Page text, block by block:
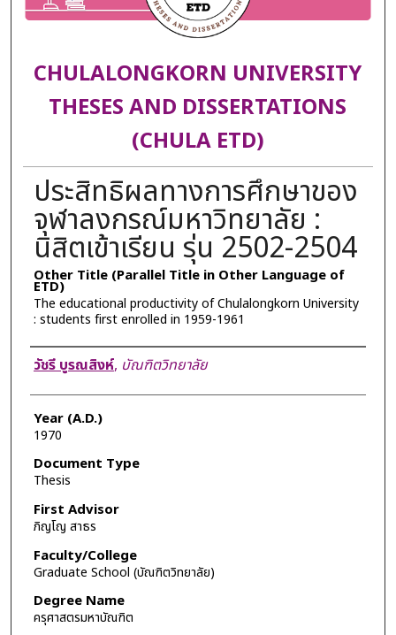
CHULALONGKORN UNIVERSITY
THESES AND DISSERTATIONS
(CHULA ETD)
ประสิทธิผลทางการศึกษาของ
จุฬาลงกรณ์มหาวิทยาลัย :
นิสิตเข้าเรียน รุ่น 2502-2504
Other Title (Parallel Title in Other Language of
ETD)
The educational productivity of Chulalongkorn University
: students first enrolled in 1959-1961
Author
วัชรี บูรณสิงห์, บัณฑิตวิทยาลัย
Year (A.D.)
1970
Document Type
Thesis
First Advisor
ภิญโญ สาธร
Faculty/College
Graduate School (บัณฑิตวิทยาลัย)
Degree Name
ครุศาสตรมหาบัณฑิต